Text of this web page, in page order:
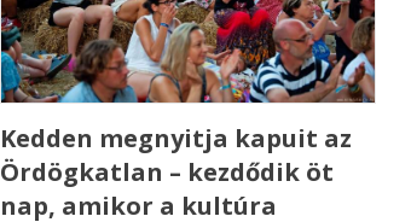
Kedden megnyitja kapuit az
Ördögkatlan – kezdődik öt
nap, amikor a kultúra